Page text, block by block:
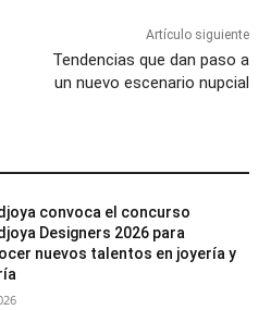
Artículo siguiente
Tendencias que dan paso a
un nuevo escenario nupcial
convoca el concurso
Designers 2026 para
nuevos talentos en joyería y